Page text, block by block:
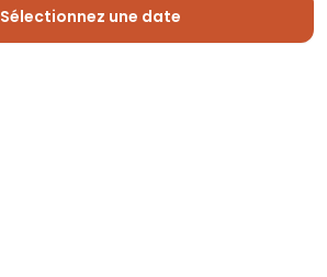
Sélectionnez une date